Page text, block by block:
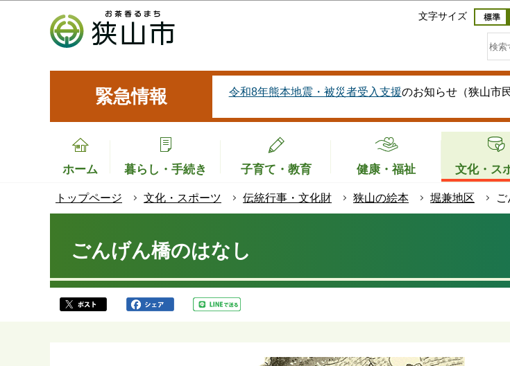
このページの本文へ
文字サイズ
緊急情報 令和8年熊本地震・被災者受入支援のお知らせ（狭山市
ホーム 暮らし・手続き 子育て・教育 健康・福祉 文化・ス
トップページ 文化・スポーツ 伝統行事・文化財 狭山の絵本 堀兼地区
ごんげん橋のはなし